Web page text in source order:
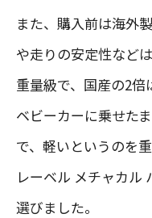
また、購入前は海外
や走りの安定性など
重量級で、国産の2倍
ベビーカーに乗せた
で、軽いというのを
レーベル メチャカル
選びました。